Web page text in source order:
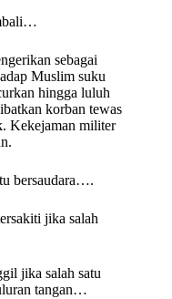
sebagai
Muslim suku
hingga luluh
korban tewas
Kekejaman militer
bersaudara….
jika salah
jika salah satu
tangan…